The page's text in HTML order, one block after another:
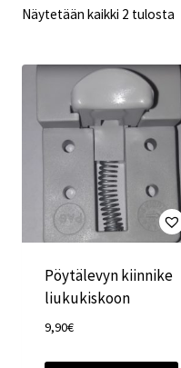
Näytetään kaikki 2 tulosta
Pöytälevyn kiinnike
liukukiskoon
9,90€